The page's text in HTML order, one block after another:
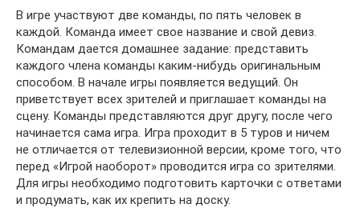
В игре участвуют две команды, по пять человек в
каждой. Команда имеет свое название и свой девиз.
Командам дается домашнее задание: представить
каждого члена команды каким-нибудь оригинальным
способом. В начале игры появляется ведущий. Он
приветствует всех зрителей и приглашает команды на
сцену. Команды представляются друг другу, после чего
начинается сама игра. Игра проходит в 5 туров и ничем
не отличается от телевизионной версии, кроме того, что
перед «Игрой наоборот» проводится игра со зрителями.
Для игры необходимо подготовить карточки с ответами
и продумать, как их крепить на доску.